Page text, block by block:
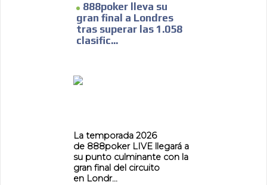
888poker lleva su
gran final a Londres
tras superar las 1.058
clasific...
La temporada 2026
de 888poker LIVE llegará a
su punto culminante con la
gran final del circuito
en Londr...